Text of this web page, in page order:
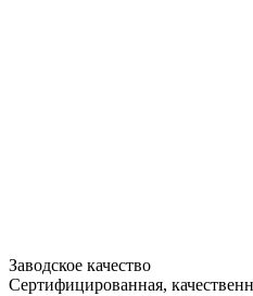
Заводское качество
Сертифицированная,